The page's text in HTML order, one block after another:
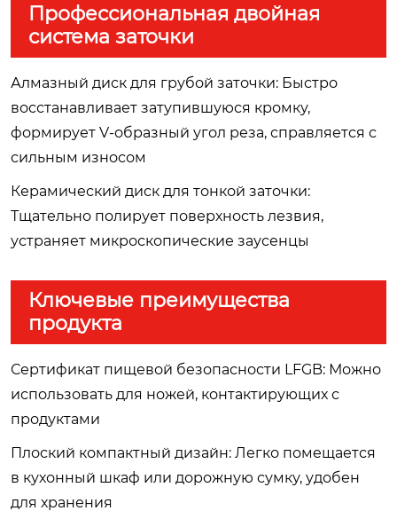
Профессиональная двойная
система заточки
Алмазный диск для грубой заточки: Быстро
восстанавливает затупившуюся кромку,
формирует V-образный угол реза, справляется с
сильным износом
Керамический диск для тонкой заточки:
Тщательно полирует поверхность лезвия,
устраняет микроскопические заусенцы
Ключевые преимущества
продукта
Сертификат пищевой безопасности LFGB: Можно
использовать для ножей, контактирующих с
продуктами
Плоский компактный дизайн: Легко помещается
в кухонный шкаф или дорожную сумку, удобен
для хранения